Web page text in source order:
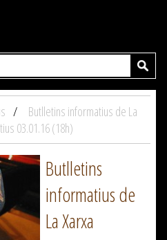
Butlletins informatius de La
03.01.16 (18h)
Butlletins
informatius de
La Xarxa